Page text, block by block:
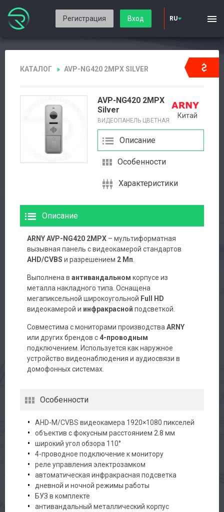
Регистрация Вход RU
КАТАЛОГ AVP-NG420 2MPX SILVER
AVP-NG420 2MPX
Silver
ВИДЕОПАНЕЛЬ ЦВЕТНАЯ
Китай
Описание
Особенности
Характеристики
Описание
ARNY AVP-NG420 2MPX – мультиформатная
вызывная панель с видеокамерой стандартов
AHD/CVBS и разрешением 2 Мп
Выполнена в антивандальном корпусе из
металла накладного типа. Оснащена
мегапиксельной широкоугольной Full HD
видеокамерой и инфракрасной подсветкой.
Совместима с мониторами производства ARNY
или других брендов с 4-проводным
подключением. Используется как наружное
устройство видеонаблюдения и аудиосвязи в
домофонных системах.
Особенности
AHD-M/CVBS видеокамера 1920×1080 пикселей
объектив с фокусным расстоянием 2.8 мм
широкий угол обзора 110°
4-проводное подключение к монитору
реле управления электрозамком
автоматическая инфракрасная подсветка
дневной и ночной режимы работы
БУЗ в комплекте
антивандальный металлический корпус